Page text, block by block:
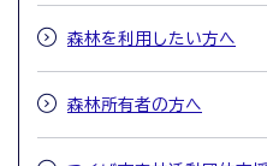
森林を利用したい方へ
森林所有者の方へ